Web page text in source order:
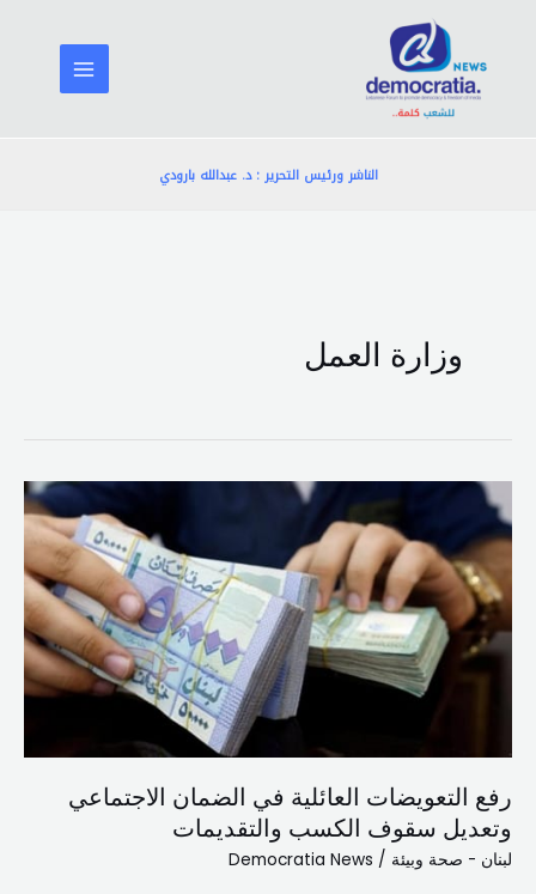
المحتوى
الناشر ورئيس التحرير : د. عبدالله بارودي
وزارة العمل
رفع التعويضات العائلية في الضمان الاجتماعي
وتعديل سقوف الكسب والتقديمات
لبنان - صحة وبيئة /
Democratia News
رفع
التعويضات
العائلية
في
الضمان
الاجتماعي
وتعديل
والتقديمات